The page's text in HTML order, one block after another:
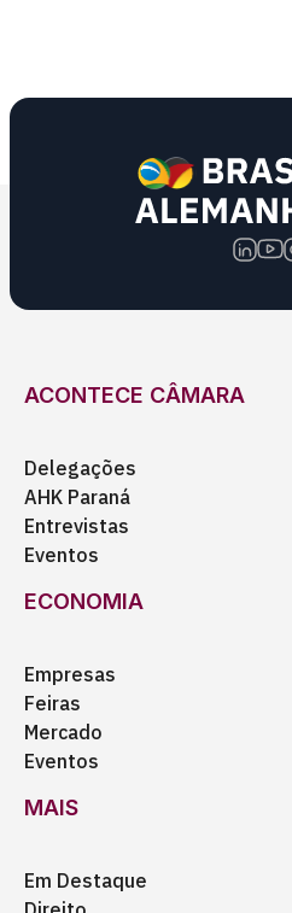
ACONTECE CÂMARA
Delegações
AHK Paraná
Entrevistas
Eventos
ECONOMIA
Empresas
Feiras
Mercado
Eventos
MAIS
Em Destaque